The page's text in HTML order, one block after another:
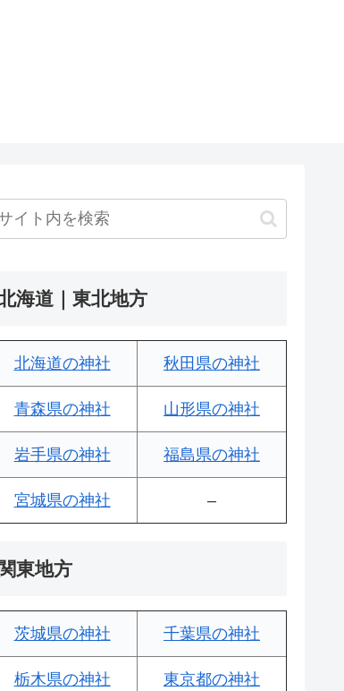
海道｜東北地方
北海道の神社 秋田県の神社
青森県の神社 山形県の神社
岩手県の神社 福島県の神社
宮城県の神社 –
関東地方
茨城県の神社 千葉県の神社
栃木県の神社 東京都の神社